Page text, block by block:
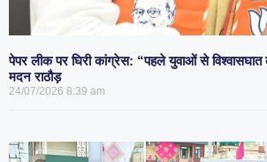
पेपर लीक पर घिरी कांग्रेस: “पहले युवाओं से
मदन राठौड़
24/07/2026 8:39 am